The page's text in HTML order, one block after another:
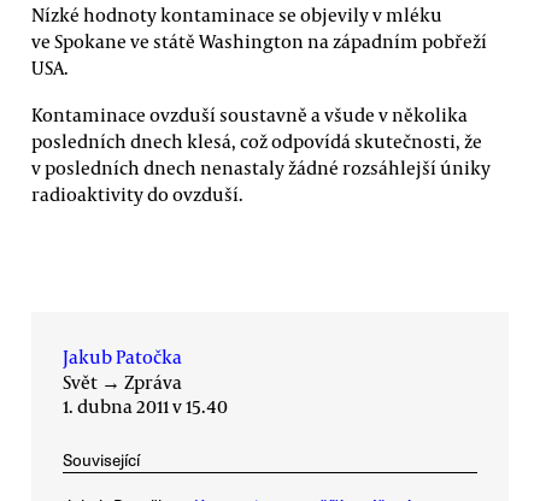
Nízké hodnoty kontaminace se objevily v mléku
ve Spokane ve státě Washington na západním pobřeží
USA.
Kontaminace ovzduší soustavně a všude v několika
posledních dnech klesá, což odpovídá skutečnosti, že
v posledních dnech nenastaly žádné rozsáhlejší úniky
radioaktivity do ovzduší.
Jakub Patočka
Svět → Zpráva
1. dubna 2011 v 15.40
Související